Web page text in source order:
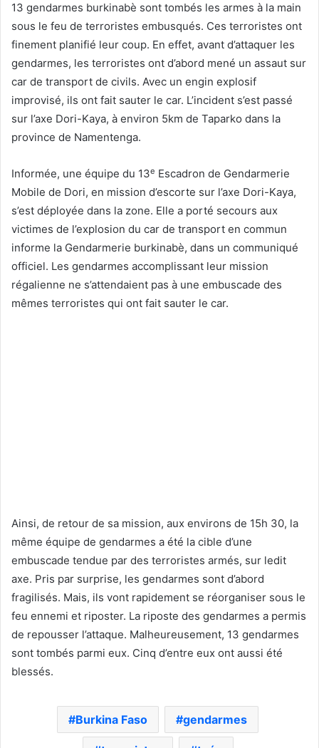
13 gendarmes burkinabè sont tombés les armes à la main
sous le feu de terroristes embusqués. Ces terroristes ont
finement planifié leur coup. En effet, avant d’attaquer les
gendarmes, les terroristes ont d’abord mené un assaut sur
car de transport de civils. Avec un engin explosif
improvisé, ils ont fait sauter le car. L’incident s’est passé
sur l’axe Dori-Kaya, à environ 5km de Taparko dans la
province de Namentenga.
Informée, une équipe du 13e Escadron de Gendarmerie
Mobile de Dori, en mission d’escorte sur l’axe Dori-Kaya,
s’est déployée dans la zone. Elle a porté secours aux
victimes de l’explosion du car de transport en commun
informe la Gendarmerie burkinabè, dans un communiqué
officiel. Les gendarmes accomplissant leur mission
régalienne ne s’attendaient pas à une embuscade des
mêmes terroristes qui ont fait sauter le car.
Ainsi, de retour de sa mission, aux environs de 15h 30, la
même équipe de gendarmes a été la cible d’une
embuscade tendue par des terroristes armés, sur ledit
axe. Pris par surprise, les gendarmes sont d’abord
fragilisés. Mais, ils vont rapidement se réorganiser sous le
feu ennemi et riposter. La riposte des gendarmes a permis
de repousser l’attaque. Malheureusement, 13 gendarmes
sont tombés parmi eux. Cinq d’entre eux ont aussi été
blessés.
Burkina Faso gendarmes